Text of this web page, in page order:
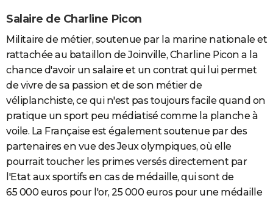
Salaire de Charline Picon
Militaire de métier, soutenue par la marine nationale et
rattachée au bataillon de Joinville, Charline Picon a la
chance d'avoir un salaire et un contrat qui lui permet
de vivre de sa passion et de son métier de
véliplanchiste, ce qui n'est pas toujours facile quand on
pratique un sport peu médiatisé comme la planche à
voile. La Française est également soutenue par des
partenaires en vue des Jeux olympiques, où elle
pourrait toucher les primes versés directement par
l'Etat aux sportifs en cas de médaille, qui sont de
65 000 euros pour l'or, 25 000 euros pour une médaille